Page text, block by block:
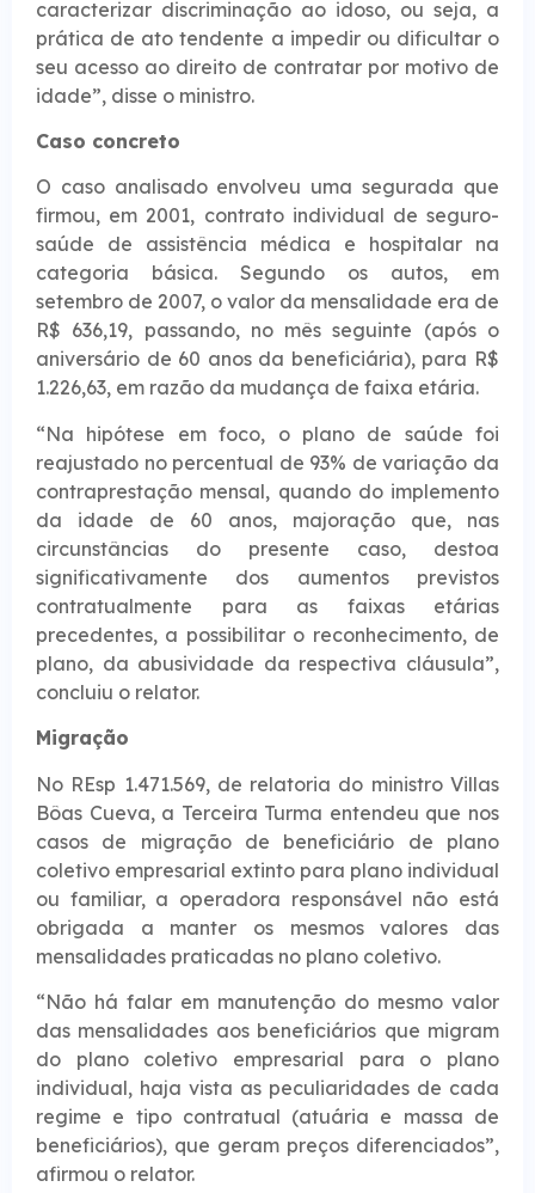
caracterizar discriminação ao idoso, ou seja, a
prática de ato tendente a impedir ou dificultar o
seu acesso ao direito de contratar por motivo de
idade”, disse o ministro.
Caso concre​​​to
O caso analisado envolveu uma segurada que
firmou, em 2001, contrato individual de seguro-
saúde de assistência médica e hospitalar na
categoria básica. Segundo os autos, em
setembro de 2007, o valor da mensalidade era de
R$ 636,19, passando, no mês seguinte (após o
aniversário de 60 anos da beneficiária), para R$
1.226,63, em razão da mudança de faixa etária.
“Na hipótese em foco, o plano de saúde foi
reajustado no percentual de 93% de variação da
contraprestação mensal, quando do implemento
da idade de 60 anos, majoração que, nas
circunstâncias do presente caso, destoa
significativamente dos aumentos previstos
contratualmente para as faixas etárias
precedentes, a possibilitar o reconhecimento, de
plano, da abusividade da respectiva cláusula”,
concluiu o relator.
Migraçã​​o
No REsp 1.471.569, de relatoria do ministro Villas
Bôas Cueva, a Terceira Turma entendeu que nos
casos de migração de beneficiário de plano
coletivo empresarial extinto para plano individual
ou familiar, a operadora responsável não está
obrigada a manter os mesmos valores das
mensalidades praticadas no plano coletivo.
“Não há falar em manutenção do mesmo valor
das mensalidades aos beneficiários que migram
do plano coletivo empresarial para o plano
individual, haja vista as peculiaridades de cada
regime e tipo contratual (atuária e massa de
beneficiários), que geram preços diferenciados”,
afirmou o relator.